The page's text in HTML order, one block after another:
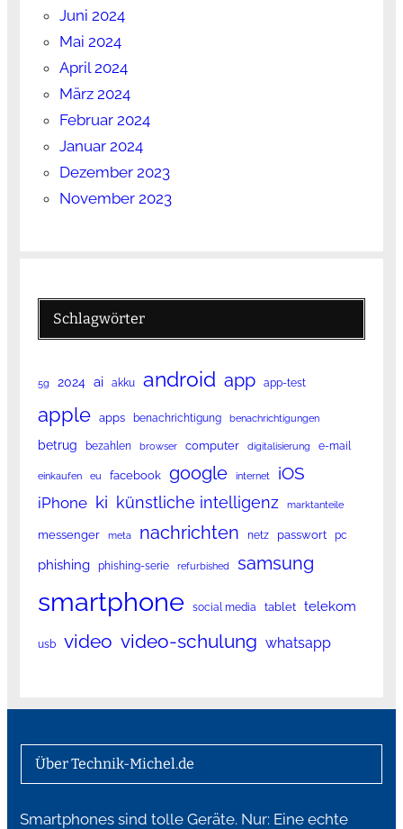
Juni 2024
Mai 2024
April 2024
März 2024
Februar 2024
Januar 2024
Dezember 2023
November 2023
Schlagwörter
5g 2024 ai akku android app app-test
apple apps benachrichtigung benachrichtigungen
betrug bezahlen browser computer digitalisierung e-mail
einkaufen eu facebook google internet iOS
iPhone ki künstliche intelligenz marktanteile
messenger meta nachrichten netz passwort pc
phishing phishing-serie refurbished samsung
smartphone social media tablet telekom
usb video video-schulung whatsapp
Über Technik-Michel.de
Smartphones sind tolle Geräte. Nur: Eine echte